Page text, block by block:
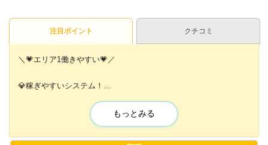
注目ポイント クチコミ
＼💗エリア1働きやすい💗／
💎稼ぎやすいシステム！
💎CAスタイルの可愛い制服！
どんな方でも無理なく働けます💕
もっとみる